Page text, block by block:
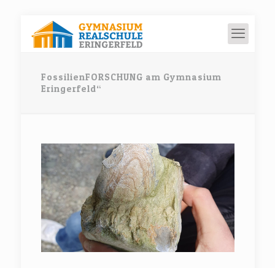
FossilienFORSCHUNG am Gymnasium
Eringerfeld“